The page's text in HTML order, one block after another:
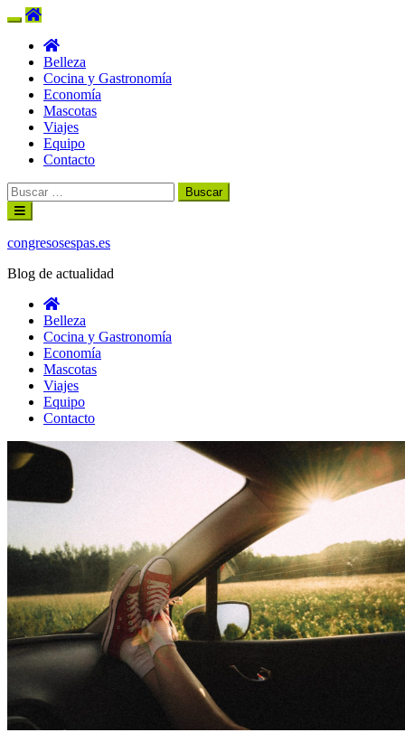
Belleza
Cocina y Gastronomía
Economía
Mascotas
Viajes
Equipo
Contacto
Buscar:
Ir
al
contenido
congresosespas.es
Blog de actualidad
Belleza
Cocina y Gastronomía
Economía
Mascotas
Viajes
Equipo
Contacto